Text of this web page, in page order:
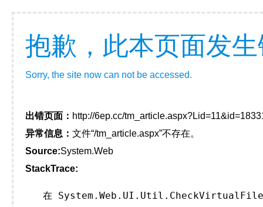
抱歉，此本页面发
Sorry, the site now can not be accessed.
出错页面： http://6ep.cc/
异常信息： 文件“/tm_article.aspx”不存在。
Source:System.Web
StackTrace:
在